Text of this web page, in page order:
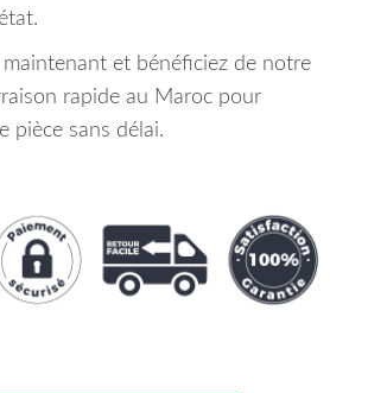
maintenant et bénéficiez de notre
rapide au Maroc pour
pièce sans délai.